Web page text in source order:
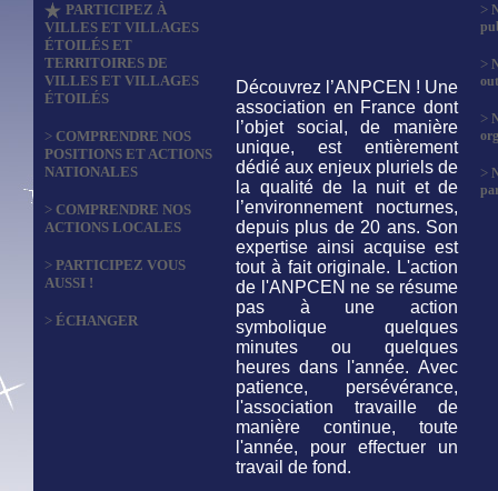
PARTICIPEZ À
VILLES ET VILLAGES
ÉTOILÉS ET
TERRITOIRES DE
VILLES ET VILLAGES
ÉTOILÉS
> COMPRENDRE NOS
POSITIONS ET ACTIONS
NATIONALES
> COMPRENDRE NOS
ACTIONS LOCALES
> PARTICIPEZ VOUS
AUSSI !
> ÉCHANGER
Découvrez l’ANPCEN ! Une
association en France dont
l’objet social, de manière
unique, est entièrement
dédié aux enjeux pluriels de
la qualité de la nuit et de
l’environnement nocturnes,
depuis plus de 20 ans. Son
expertise ainsi acquise est
tout à fait originale. L'action
de l'ANPCEN ne se résume
pas à une action
symbolique quelques
minutes ou quelques
heures dans l'année. Avec
patience, persévérance,
l'association travaille de
manière continue, toute
l'année, pour effectuer un
travail de fond.
>
>
>
>